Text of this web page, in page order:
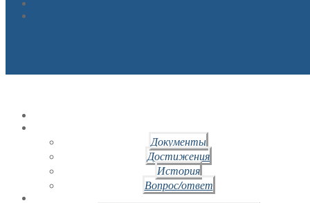
Документы
Достижения
История
Вопрос/ответ